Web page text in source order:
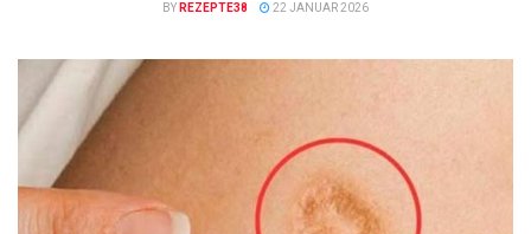
BY REZEPTE38 22 JANUAR 2026